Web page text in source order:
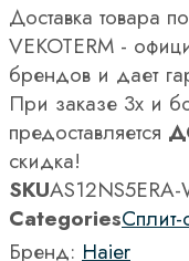
Доставка товара
VEKOTERM -
брендов и дает
При заказе 3х и
предоставляется
скидка!
SKU
CategoriesСплит-
Бренд: Haier